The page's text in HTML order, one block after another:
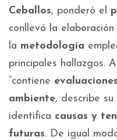
Ceballos, ponderó el
conllevó la
la metodología
principales hallazgos.
“contiene
ambiente, describe su
identifica causas y
futuras. De igual